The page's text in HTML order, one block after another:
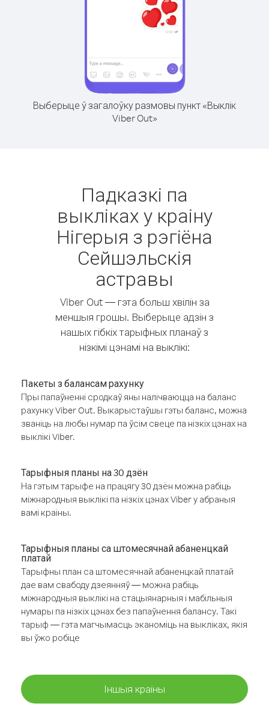
Выберыце ў загалоўку размовы пункт «Выклік
Viber Out»
Падказкі па
выкліках у краіну
Нігерыя з рэгіёна
Сейшэльскія
астравы
Viber Out — гэта больш хвілін за
меншыя грошы. Выберыце адзін з
нашых гібкіх тарыфных планаў з
нізкімі цэнамі на выклікі:
Пакеты з балансам рахунку
Пры папаўненні сродкаў яны налічваюцца на баланс
рахунку Viber Out. Выкарыстаўшы гэты баланс, можна
званіць на любы нумар па ўсім свеце па нізкіх цэнах на
выклікі Viber.
Тарыфныя планы на 30 дзён
На гэтым тарыфе на працягу 30 дзён можна рабіць
міжнародныя выклікі па нізкіх цэнах Viber у абраныя
вамі краіны.
Тарыфныя планы са штомесячнай абаненцкай
платай
Тарыфны план са штомесячнай абаненцкай платай
дае вам свабоду дзеянняў — можна рабіць
міжнародныя выклікі на стацыянарныя і мабільныя
нумары па нізкіх цэнах без папаўнення балансу. Такі
тарыф — гэта магчымасць эканоміць на выкліках, якія
вы ўжо робіце
Іншыя краіны